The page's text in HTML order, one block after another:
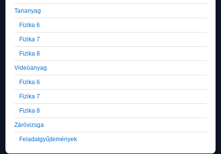
Tananyag
Fizika 6
Fizika 7
Fizika 8
Videóanyag
Fizika 6
Fizika 7
Fizika 8
Záróvizsga
Feladatgyűjtemények